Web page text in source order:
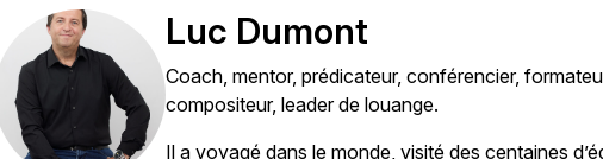
Luc Dumont
Coach, mentor, prédicateur, conférencier,
compositeur, leader de louange.
Il a voyagé dans le monde, visité des centaines